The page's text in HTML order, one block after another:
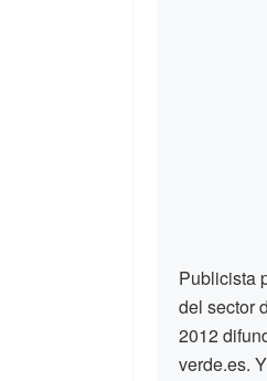
Publicista
del sector
2012
verde.es.